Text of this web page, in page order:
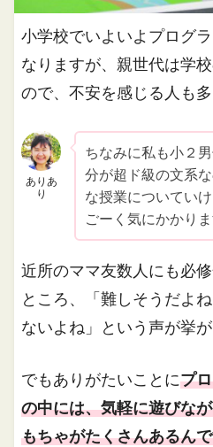
小学校でいよいよプログ
なりますが、親世代は学
ので、不安を感じる人も多
ありあ
り
ちなみに私も小２
分が超ド級の文系
な授業についてい
ごーく気にかかりま
近所のママ友数人にも必
ところ、「難しそうだよ
ないよね」という声が挙が
でもありがたいことにプ
の中には、気軽に遊びな
もちゃがたくさんあるん